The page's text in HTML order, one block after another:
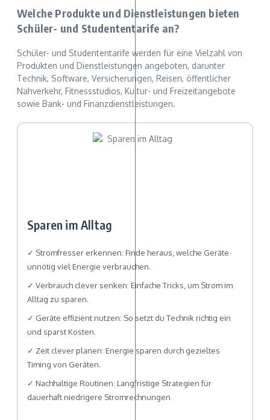
Welche Produkte und Dienstleistungen bieten
Schüler- und Studententarife an?
Schüler- und Studententarife werden für eine Vielzahl von
Produkten und Dienstleistungen angeboten, darunter
Technik, Software, Versicherungen, Reisen, öffentlicher
Nahverkehr, Fitnessstudios, Kultur- und Freizeitangebote
sowie Bank- und Finanzdienstleistungen.
Sparen im Alltag
✓ Stromfresser erkennen: Finde heraus, welche Geräte
unnötig viel Energie verbrauchen.
✓ Verbrauch clever senken: Einfache Tricks, um Strom im
Alltag zu sparen.
✓ Geräte effizient nutzen: So setzt du Technik richtig ein
und sparst Kosten.
✓ Zeit clever planen: Energie sparen durch gezieltes
Timing von Geräten.
✓ Nachhaltige Routinen: Langfristige Strategien für
dauerhaft niedrigere Stromrechnungen